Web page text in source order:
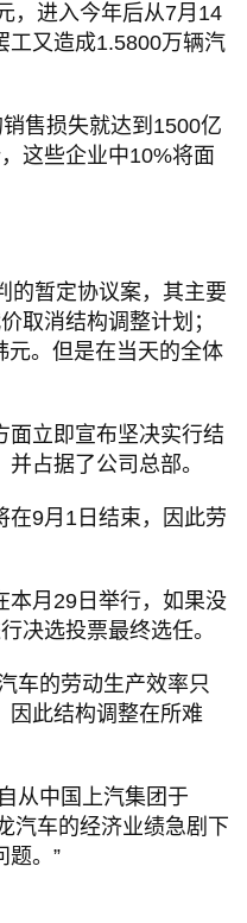
，进入今年后从7月14
工又造成1.5800万辆汽
售损失就达到1500亿
这些企业中10%将面
的暂定协议案，其主要
取消结构调整计划；
元。但是在当天的全体
面立即宣布坚决实行结
占据了公司总部。
在9月1日结束，因此劳
本月29日举行，如果没
决选投票最终选任。
车的劳动生产效率只
因此结构调整在所难
从中国上汽集团于
汽车的经济业绩急剧下
题。”